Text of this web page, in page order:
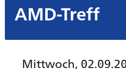
AMD-Treff
Mittwoch,